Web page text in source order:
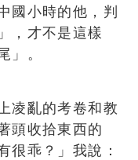
國小時的他，判
，才不是這樣
。
凌亂的考卷和教
頭收拾東西的
很乖？」我說：